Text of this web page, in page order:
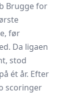
Brugge for
før
Da ligaen
stod
ét år. Efter
scoringer